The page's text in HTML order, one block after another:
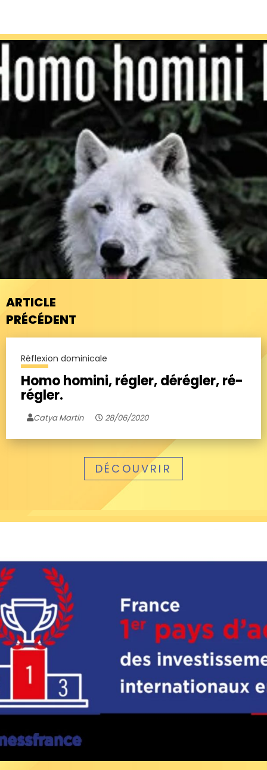
ARTICLE
PRÉCÉDENT
Réflexion dominicale
Homo homini, régler, dérégler, ré-
régler.
Catya Martin 28/06/2020
DÉCOUVRIR